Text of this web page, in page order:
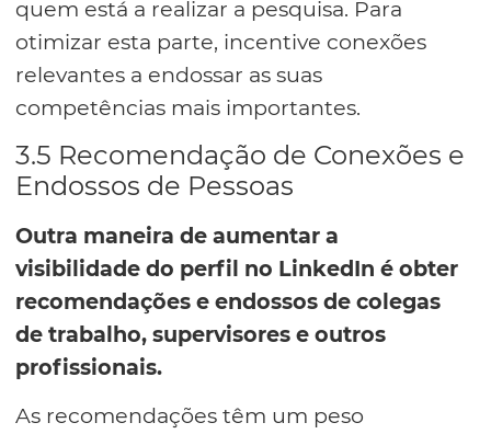
quem está a realizar a pesquisa. Para
otimizar esta parte, incentive conexões
relevantes a endossar as suas
competências mais importantes.
3.5 Recomendação de Conexões e
Endossos de Pessoas
Outra maneira de aumentar a
visibilidade do perfil no LinkedIn é obter
recomendações e endossos de colegas
de trabalho, supervisores e outros
profissionais.
As recomendações têm um peso